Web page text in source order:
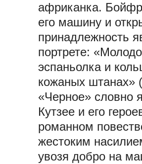
африканка.
его машину и
принадлежность
портрете:
эспаньолка и
кожаных штанах»
«Черное» словно
Кутзее и его
романном
жестоким
увозя добро на